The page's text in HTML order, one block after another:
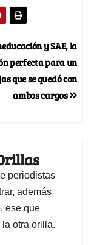
y SAE, la
perfecta para un
que se quedó con
ambos cargos
periodistas
además
ese que
otra orilla.